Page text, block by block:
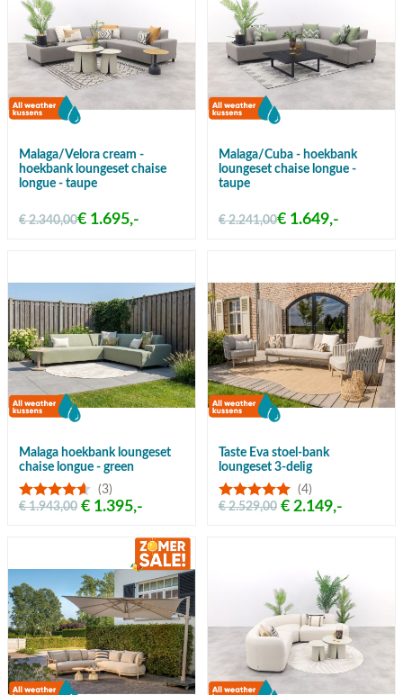
Malaga/Velora cream -
hoekbank loungeset chaise
longue - taupe
€ 2.340,00€ 1.695,-
Malaga/Cuba - hoekbank
loungeset chaise longue -
taupe
€ 2.241,00€ 1.649,-
Malaga hoekbank loungeset
chaise longue - green
(3)
€ 1.395,-
€ 1.943,00
Taste Eva stoel-bank
loungeset 3-delig
(4)
€ 2.149,-
€ 2.529,00